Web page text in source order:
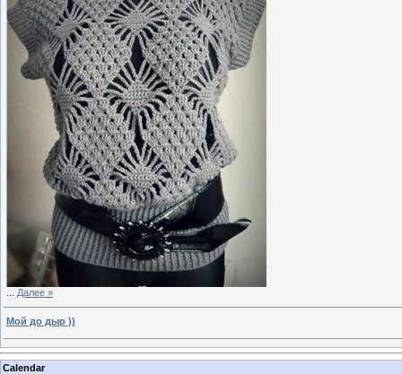
Далее »
Мой до дыр ))
Calendar